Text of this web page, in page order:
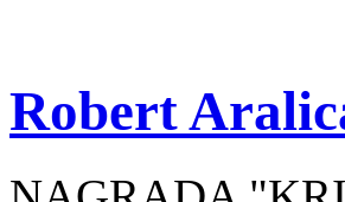
Robert